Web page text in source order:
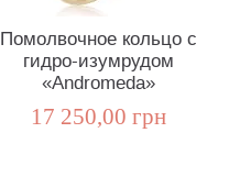
Помолвочное кольцо с
гидро-изумрудом
«Andromeda»
17 250,00 грн